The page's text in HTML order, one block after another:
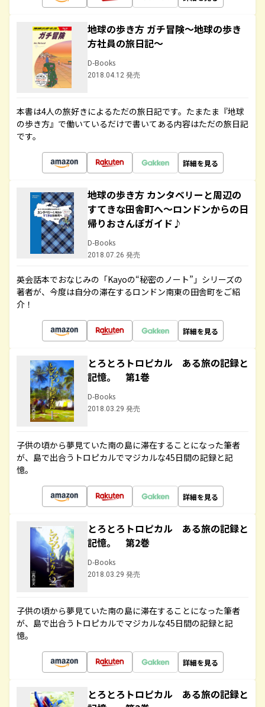
地球の歩き方 ガチ冒険～地球の歩き
方社員の旅日記～
D-Books
2018.04.12 発売
本書は4人の旅好きによるただの旅日記です。たまたま『地球
の歩き方』で働いているだけで書いてある内容はただの旅日記
です。
詳細を見る
地球の歩き方 カンタベリーと周辺の
すてきな田舎町へ～ロンドンからの日
帰りおさんぽガイド♪
D-Books
2018.07.26 発売
英会話本でおなじみの「Kayoの“秘密のノート”」シリーズの
著者が、今度は自分の滞在するロンドン南東の田舎町をご紹
介！
詳細を見る
とろとろトロピカル ある旅の記録と
記憶。 第1巻
D-Books
2018.03.29 発売
子供の頃から夢見ていた南の島に滞在することになった筆者
が、島で出合うトロピカルでマジカルな45日間の記録と記
憶。
詳細を見る
とろとろトロピカル ある旅の記録と
記憶。 第2巻
D-Books
2018.03.29 発売
子供の頃から夢見ていた南の島に滞在することになった筆者
が、島で出合うトロピカルでマジカルな45日間の記録と記
憶。
詳細を見る
とろとろトロピカル ある旅の記録と